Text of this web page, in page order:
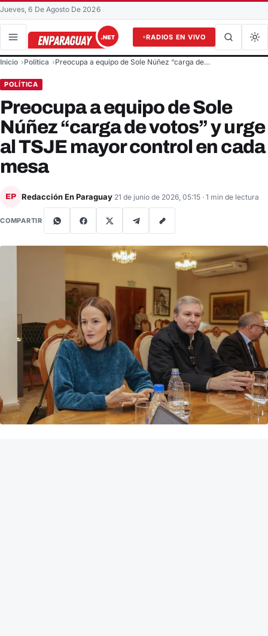
Jueves, 6 De Agosto De 2026
RADIOS EN VIVO
Buscar en el sitio
Inicio Política Preocupa a equipo de Sole Núñez “carga de…
POLÍTICA
Preocupa a equipo de Sole
Núñez “carga de votos” y urge
al TSJE mayor control en cada
mesa
EP Redacción En Paraguay 21 de junio de 2026, 05:15 · 1 min de lectura
COMPARTIR